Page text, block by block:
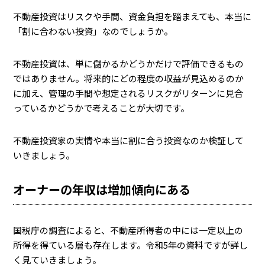
不動産投資はリスクや手間、資金負担を踏まえても、本当に
「割に合わない投資」なのでしょうか。
不動産投資は、単に儲かるかどうかだけで評価できるもの
ではありません。将来的にどの程度の収益が見込めるのか
に加え、管理の手間や想定されるリスクがリターンに見合
っているかどうかで考えることが大切です。
不動産投資家の実情や本当に割に合う投資なのか検証して
いきましょう。
オーナーの年収は増加傾向にある
国税庁の調査によると、不動産所得者の中には一定以上の
所得を得ている層も存在します。令和5年の資料ですが詳し
く見ていきましょう。